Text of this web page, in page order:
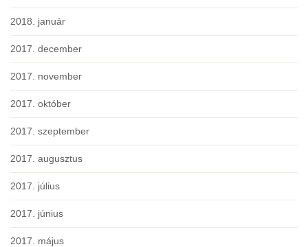
2018. január
2017. december
2017. november
2017. október
2017. szeptember
2017. augusztus
2017. július
2017. június
2017. május